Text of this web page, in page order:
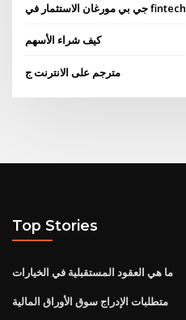
جي بي مورغان الاستثمار في fintech
كيف شراء الأسهم
مترجم على الانترنت ج
Top Stories
ما هي العقود المستقبلية في الخيارات
متطلبات الإدراج سوق الأوراق المالية